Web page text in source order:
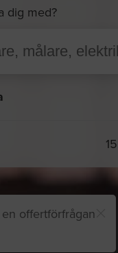
dig med?
offertförfrågan